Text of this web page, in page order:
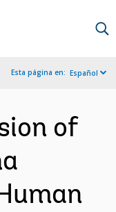
Esta página en: Español
of